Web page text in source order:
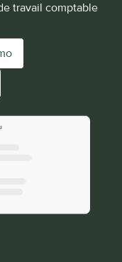
travail comptable